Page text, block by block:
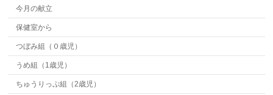
今月の献立
保健室から
つぼみ組（０歳児）
うめ組（1歳児）
ちゅうりっぷ組（2歳児）